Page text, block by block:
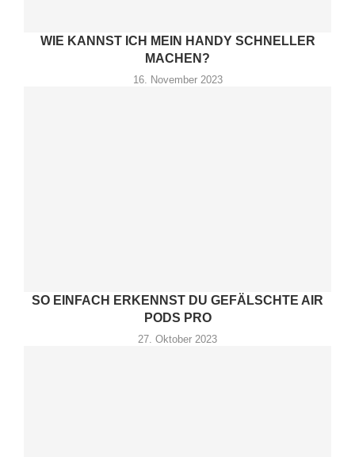
WIE KANNST ICH MEIN HANDY SCHNELLER
MACHEN?
16. November 2023
SO EINFACH ERKENNST DU GEFÄLSCHTE AIR
PODS PRO
27. Oktober 2023